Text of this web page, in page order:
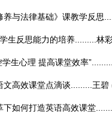
与法律基础》课教学反思
生反思能力的培养......... 林
生心理 提高课堂效率”.........
文高效课堂点滴谈......... 王碧
如何打造英语高效课堂.........